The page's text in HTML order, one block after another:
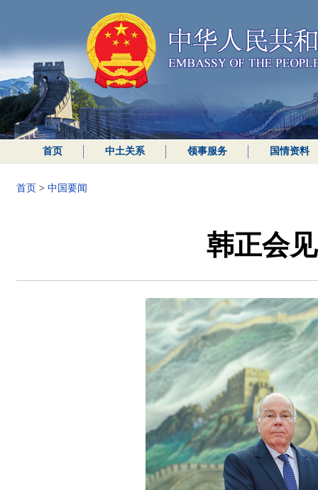
首页 中土关系 领事服务 国情资料
首页 > 中国要闻
韩正会